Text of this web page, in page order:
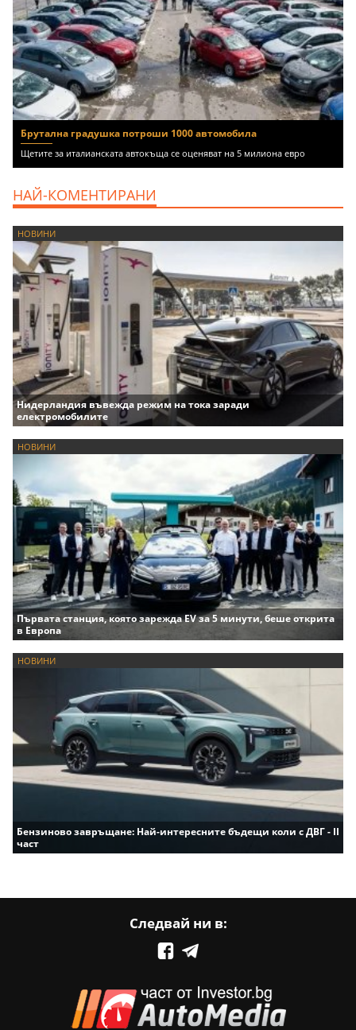
Брутална градушка потроши 1000 автомобила
Щетите за италианската автокъща се оценяват на 5 милиона евро
НАЙ-КОМЕНТИРАНИ
НОВИНИ
Нидерландия въвежда режим на тока заради
електромобилите
НОВИНИ
Първата станция, която зарежда EV за 5 минути, беше открита
в Европа
НОВИНИ
Бензиново завръщане: Най-интересните бъдещи коли с ДВГ - II
част
Следвай ни в: